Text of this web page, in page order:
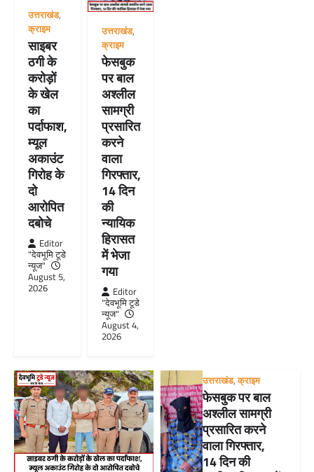
उत्तराखंड,
क्राइम
साइबर
ठगी के
करोड़ों
के खेल
का
पर्दाफाश,
म्यूल
अकाउंट
गिरोह के
दो
आरोपित
दबोचे
Editor
"देवभूमि टूडे
न्यूज"
August 5,
2026
उत्तराखंड,
क्राइम
फेसबुक
पर बाल
अश्लील
सामग्री
प्रसारित
करने
वाला
गिरफ्तार,
14 दिन
की
न्यायिक
हिरासत
में भेजा
गया
Editor
"देवभूमि टूडे
न्यूज"
August 4,
2026
उत्तराखंड,क्राइम
फेसबुक पर बाल
अश्लील सामग्री
प्रसारित करने
वाला गिरफ्तार,
14 दिन की